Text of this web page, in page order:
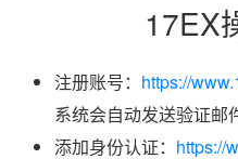
17EX
注册账号： https://
系统会自动发送验证邮
添加身份认证： https://